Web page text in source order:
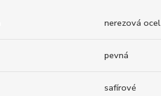
nerezová ocel
pevná
safírové